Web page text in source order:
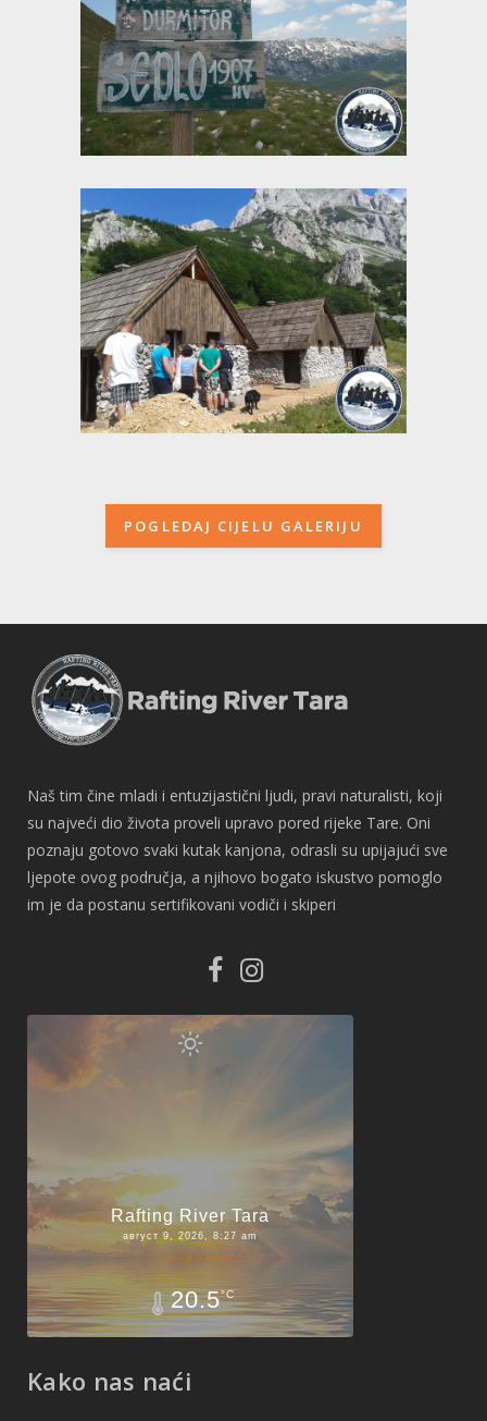
POGLEDAJ CIJELU GALERIJU
Naš tim čine mladi i entuzijastični ljudi, pravi naturalisti, koji
su najveći dio života proveli upravo pored rijeke Tare. Oni
poznaju gotovo svaki kutak kanjona, odrasli su upijajući sve
ljepote ovog područja, a njihovo bogato iskustvo pomoglo
im je da postanu sertifikovani vodiči i skiperi
Rafting River Tara
август 9, 2026, 8:27 am
20.5°C
Kako nas naći